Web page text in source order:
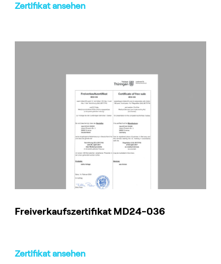
Zertifikat ansehen
Freiverkaufszertifikat MD24-036
Zertifikat ansehen